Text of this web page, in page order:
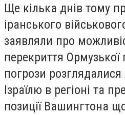
Ще кілька днів тому
іранського
заявляли про
перекриття Ормузької
погрози розглядалися
Ізраїлю в регіоні та
позиції Вашингтона